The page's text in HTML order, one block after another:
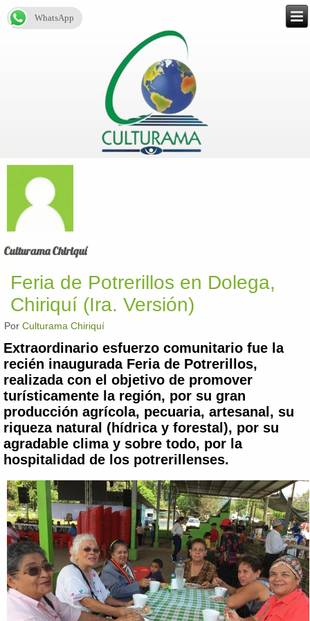
Culturama Chiriquí
Feria de Potrerillos en Dolega,
Chiriquí (Ira. Versión)
Por Culturama Chiriquí
Extraordinario esfuerzo comunitario fue la
recién inaugurada Feria de Potrerillos,
realizada con el objetivo de promover
turísticamente la región, por su gran
producción agrícola, pecuaria, artesanal, su
riqueza natural (hídrica y forestal), por su
agradable clima y sobre todo, por la
hospitalidad de los potrerillenses.
WhatsApp